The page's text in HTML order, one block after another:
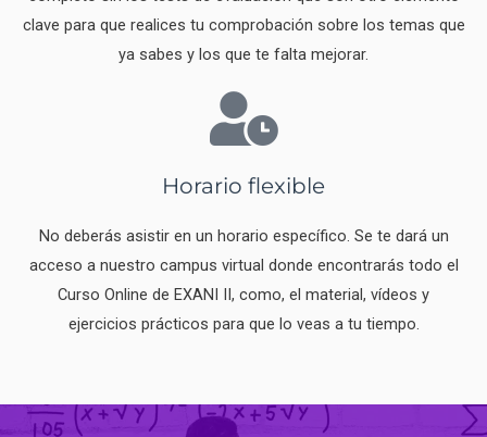
clave para que realices tu comprobación sobre los temas que
ya sabes y los que te falta mejorar.
Horario flexible
No deberás asistir en un horario específico. Se te dará un
acceso a nuestro campus virtual donde encontrarás todo el
Curso Online de EXANI II, como, el material, vídeos y
ejercicios prácticos para que lo veas a tu tiempo.